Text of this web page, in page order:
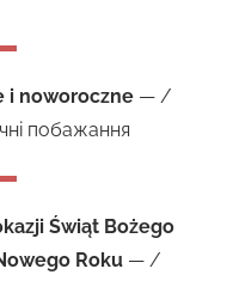
i noworoczne — /
побажання
Świąt Bożego
Roku — /